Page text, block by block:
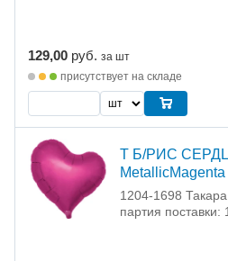
129,00 руб. за шт
присутствует на складе
Т Б/РИС
MetallicMagenta
1204-1698
партия